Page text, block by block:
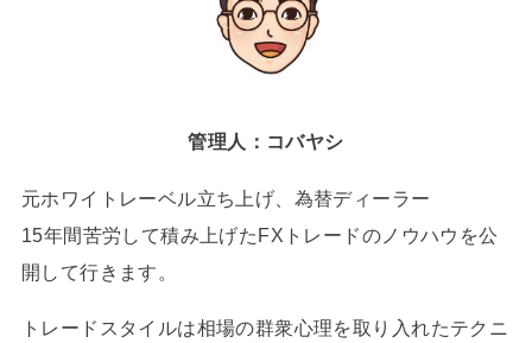
管理人：コバヤシ
元ホワイトレーベル立ち上げ、為替ディーラー
15年間苦労して積み上げたFXトレードのノウハウを公
開して行きます。
トレードスタイルは相場の群衆心理を取り入れたテクニ